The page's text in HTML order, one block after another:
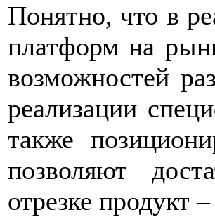
Понятно, что в
платформ на
возможностей
реализации
также
позволяют
отрезке продукт